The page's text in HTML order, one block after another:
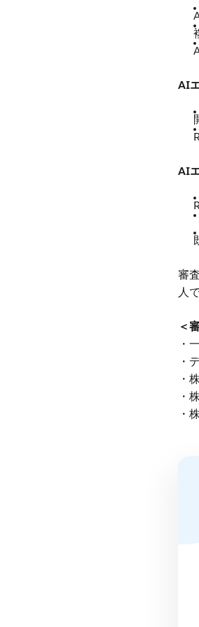
AI
AI
審
人
＜
・
・
・
・
・